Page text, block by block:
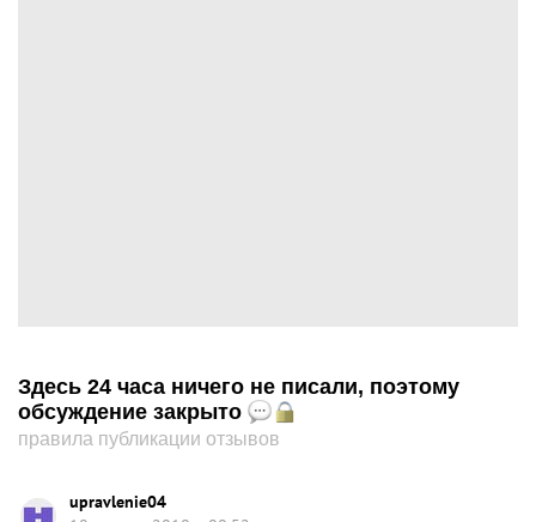
Здесь 24 часа ничего не писали, поэтому
обсуждение закрыто
правила публикации отзывов
upravlenie04